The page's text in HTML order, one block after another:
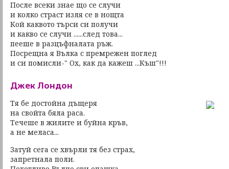
После всеки знае що се случи
и колко страст изля се в нощта
Кой каквото търси си получи
и какво се случи ......след това...
пееше в разцъфналата ръж.
Посрещна я Вълка с премрежен поглед
и си помисли-" Ох, как да кажеш ...Къш"!!!
Джек Лондон
Тя бе достойна дъщеря
на свойта бяла раса.
Течеше в жилите и буйна кръв,
а не меласа...
Затуй сега се хвърли тя без страх,
запретнала поли.